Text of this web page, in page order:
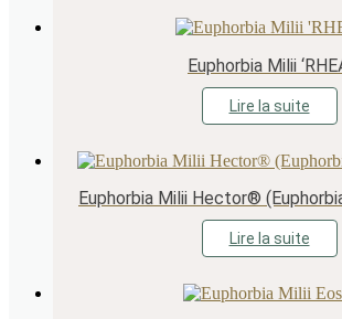
Euphorbia Milii
Lire la suite
Euphorbia Milii Hector®
Lire la suite